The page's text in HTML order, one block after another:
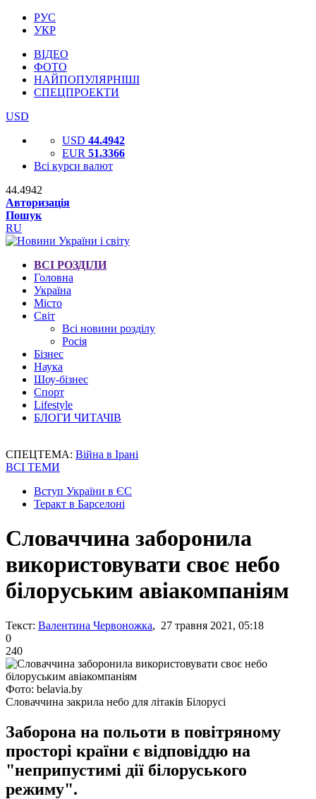
РУС
УКР
ВІДЕО
ФОТО
НАЙПОПУЛЯРНІШІ
СПЕЦПРОЕКТИ
USD
USD 44.4942
EUR 51.3366
Всі курси валют
44.4942
Авторизація
Пошук
RU
ВСІ РОЗДІЛИ
Головна
Україна
Місто
Світ
Всі новини розділу
Росія
Бізнес
Наука
Шоу-бізнес
Спорт
Lifestyle
БЛОГИ ЧИТАЧІВ
СПЕЦТЕМА: Війна в Ірані
ВСІ ТЕМИ
Вступ України в ЄС
Теракт в Барселоні
Словаччина заборонила
використовувати своє небо
білоруським авіакомпаніям
Текст: Валентина Червоножка, 27 травня 2021, 05:18
0
240
Фото: belavia.by
Словаччина закрила небо для літаків Білорусі
Заборона на польоти в повітряному
просторі країни є відповіддю на
"неприпустимі дії білоруського
режиму".